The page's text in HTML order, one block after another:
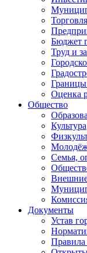
Торговля
Бюджет
Труд и
Оценка
Общество
Культура
Семья,
Внешние
Документы
Устав
Правила